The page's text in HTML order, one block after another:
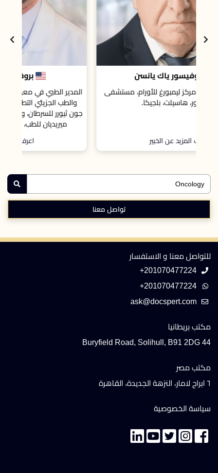
بروفيسور الياس عبيد
المدير الطبي في معهد هينيسي للوقاية من السرطان
والطب الجزيئي التطبيقي، مركز هاكنساك ميريديان
جون ثيورر للسرطان، وأستاذ مشارك في كلية هاكنساك
ميريديان للطب، الولايات المتحدة الأمريكية.
تواصل معنا
للتواصل معنا و الاستفسار
+201070477224
+201070477224
مكتب بريطانيا
44 Buryfield Road, Solihull, B91 2DG
مكتب مصر
٦ ابراج لامار، النزهة الجديدة، القاهرة
سياسة الخصوصية